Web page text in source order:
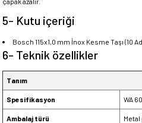
5- Kutu içeriği
Bosch 115x1,0 mm İnox Kesme Taşı (10
6- Teknik özellikler
Tanım
Spesifikasyon WA
Ambalaj türü